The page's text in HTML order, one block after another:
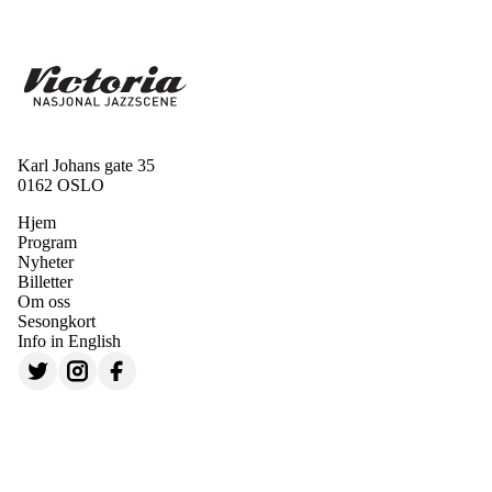
Karl Johans gate 35
0162 OSLO
Hjem
Program
Nyheter
Billetter
Om oss
Sesongkort
Info in English